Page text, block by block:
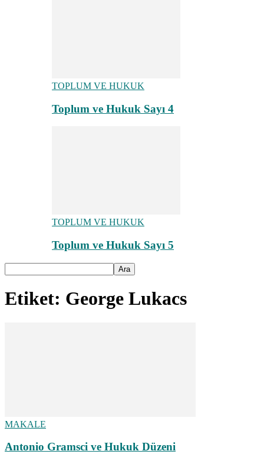
TOPLUM VE HUKUK
Toplum ve Hukuk Sayı 4
TOPLUM VE HUKUK
Toplum ve Hukuk Sayı 5
Etiket: George Lukacs
MAKALE
Antonio Gramsci ve Hukuk Düzeni